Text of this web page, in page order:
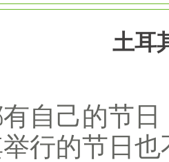
土耳
自己的节
行的节日